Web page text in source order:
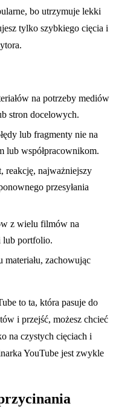
bo utrzymuje lekki
tylko szybkiego cięcia i
na potrzeby mediów
stron docelowych.
lub fragmenty nie na
lub współpracownikom.
reakcję, najważniejszy
przesyłania
z wielu filmów na
lub portfolio.
materiału, zachowując
to ta, która pasuje do
i przejść, możesz chcieć
na czystych cięciach i
YouTube jest zwykle